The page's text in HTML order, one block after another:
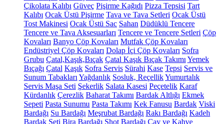
Çikolata Kalıbı Güveç Pişirme Kağıdı Pizza Tepsisi Tart
Kalıbı Ocak Üstü Pişirme Tava ve Tava Setleri Ocak Üstü
Tost Makinesi Ocak Üstü Sac Sahan Düdüklü Tencere
Tencere ve Tava Aksesuarları Tencere ve Tencere Setleri Çöp
Kovaları Banyo Çöp Kovaları Mutfak Çöp Kovaları
Endüstriyel Çöp Kovaları Dolap İçi Çöp Kovaları Sofra
Grubu Çatal,Kaşık,Bıçak Çatal Kaşık Bıçak Takımı Yemek
Bıçağı Çatal Kaşık Sofra Servis Sürahi Kase Tepsi Servis ve
Sunum Tabakları Yağdanlık Sosluk, ReçellikYumurtalık
Servis Maşa Seti Şekerlik Salata Kasesi Peçetelik Karaf
Kürdanlık Çerezlik Baharat Takımı Bardak Altlığı Ekmek
Sepeti Pasta Sunumu Pasta Takımı Kek Fanusu Bardak Viski
Bardağı Su Bardağı Meşrubat Bardağı Rakı Bardağı Kadeh
Bardak Seti Bira Bardağı Shot Bardağı Çay ve Kahve